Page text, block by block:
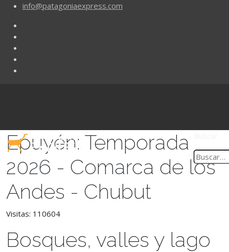
info@patagoniaexpress.com
Epuyén: Temporada
2026 - Comarca de los
Andes - Chubut
Visitas: 110604
Bosques, valles y lago